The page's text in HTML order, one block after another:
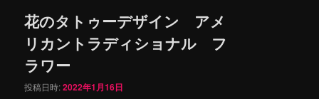
花のタトゥーデザイン アメ
リカントラディショナル フ
ラワー
投稿日時:2022年1月16日